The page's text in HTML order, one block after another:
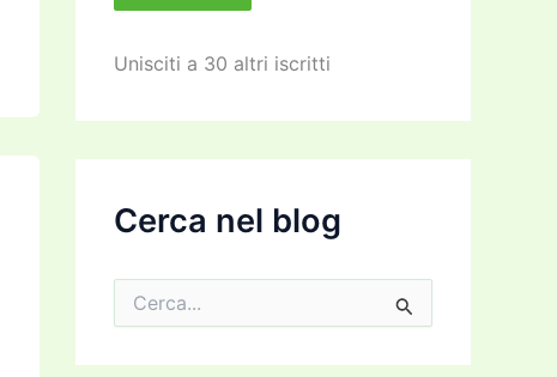
i
z
o
m
Unisciti a 30 altri iscritti
Cerca nel blog
c